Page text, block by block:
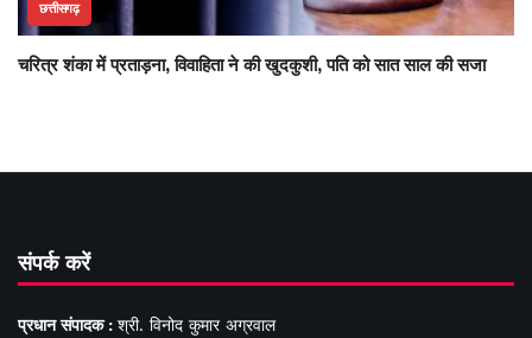
छत्तीसगढ़
चरित्र शंका में प्रताड़ना, विवाहिता ने की खुदकुशी, पति को सात साल की सजा
संपर्क करें
प्रधान संपादक : श्री. विनोद कुमार अग्रवाल